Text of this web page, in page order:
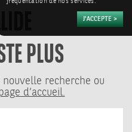
PLUS
recherche ou
d’accueil.